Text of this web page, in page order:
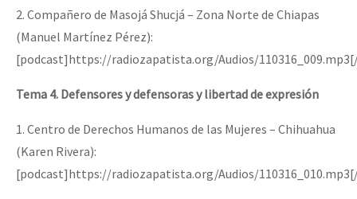
2. Compañero de Masojá Shucjá – Zona Norte de Chiapas
(Manuel Martínez Pérez):
[podcast]https://radiozapatista.org/Audios/
Tema 4. Defensores y defensoras y libertad de expresión
1. Centro de Derechos Humanos de las Mujeres – Chihuahua
(Karen Rivera):
[podcast]https://radiozapatista.org/Audios/